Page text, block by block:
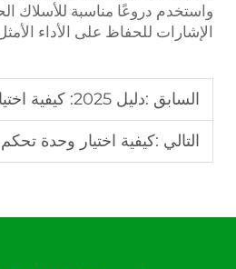
واستخدم دروعًا مناسبة للأسلاك
الإشارات للحفاظ على الأداء
السابق :دليل 2025: كيفية اختيار أفضل منظم حرارة
التالي :كيفية اختيار وحدة تحكم في